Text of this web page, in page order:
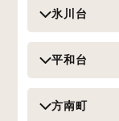
氷川台
平和台
方南町